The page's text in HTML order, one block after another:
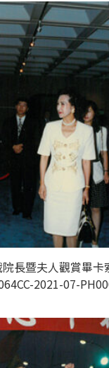
長暨夫人觀賞畢卡
2021-07-